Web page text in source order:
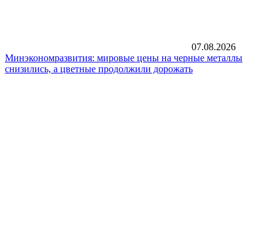
07.08.2026
Минэкономразвития: мировые цены на черные металлы
снизились, а цветные продолжили дорожать